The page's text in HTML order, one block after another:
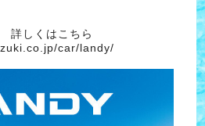
詳しくはこちら
car/landy/